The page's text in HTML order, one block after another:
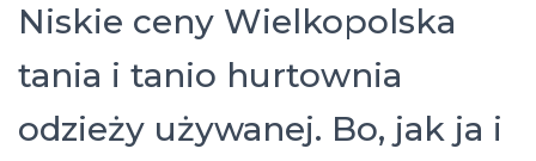
Niskie ceny Wielkopolska
tania i tanio hurtownia
odzieży używanej. Bo, jak ja i